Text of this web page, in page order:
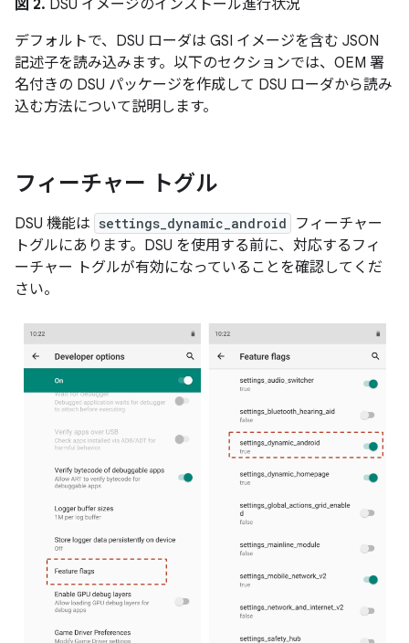
図 2. DSU イメージのインストール進行状況
デフォルトで、DSU ローダは GSI イメージを含む JSON
記述子を読み込みます。以下のセクションでは、OEM 署
名付きの DSU パッケージを作成して DSU ローダから読み
込む方法について説明します。
フィーチャー トグル
DSU 機能は settings_dynamic_android
フィーチャー
トグルにあります。DSU を使用する前に、対応するフィ
ーチャー トグルが有効になっていることを確認してくだ
さい。